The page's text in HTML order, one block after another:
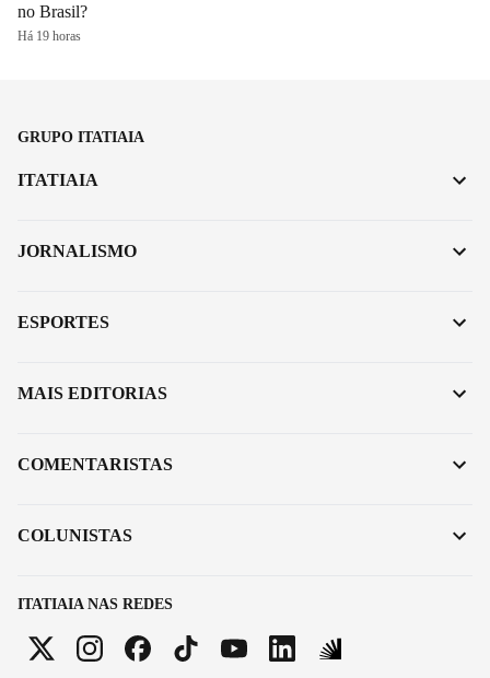
no Brasil?
Há 19 horas
GRUPO ITATIAIA
ITATIAIA NAS REDES
ITATIAIA
JORNALISMO
ESPORTES
MAIS EDITORIAS
COMENTARISTAS
COLUNISTAS